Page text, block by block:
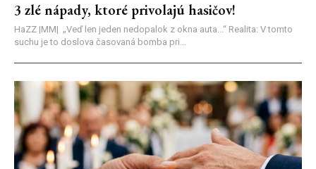
3 zlé nápady, ktoré privolajú hasičov!
HaZZ |MM| ​„Veď len jeden nedopalok z okna auta...“ ​Realita: V tomto
suchu je to doslova časovaná bomba pri...